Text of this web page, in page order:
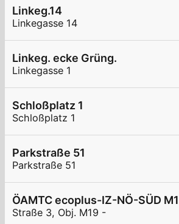
Linkeg.14
Linkegasse 14
Linkeg. ecke Grüng.
Linkegasse 1
Schloßplatz 1
Schloßplatz 1
Parkstraße 51
Parkstraße 51
ÖAMTC ecoplus-IZ-NÖ-SÜD
Straße 3, Obj. M19 -